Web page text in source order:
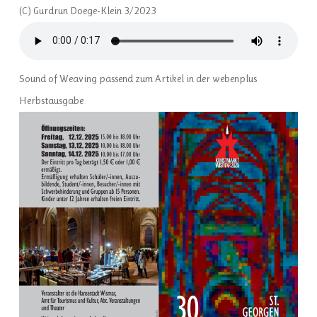
(C) Gurdrun Doege-Klein 3/2023
Sound of Weaving passend zum Artikel in der webenplus
Herbstausgabe